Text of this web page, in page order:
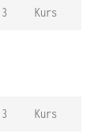
3 Kurs
3 Kurs